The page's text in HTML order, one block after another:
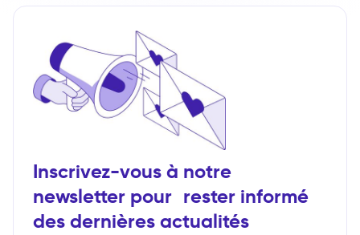
Inscrivez-vous à notre
newsletter pour rester informé
des dernières actualités